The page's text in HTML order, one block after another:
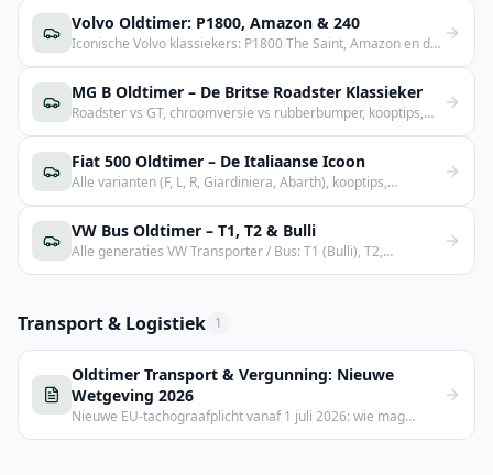
Volvo Oldtimer: P1800, Amazon & 240
Iconische Volvo klassiekers: P1800 The Saint, Amazon en de
MG B Oldtimer – De Britse Roadster Klassieker
Roadster vs GT, chroomversie vs rubberbumper, kooptips,
Fiat 500 Oldtimer – De Italiaanse Icoon
Alle varianten (F, L, R, Giardiniera, Abarth), kooptips,
VW Bus Oldtimer – T1, T2 & Bulli
Alle generaties VW Transporter / Bus: T1 (Bulli), T2,
Transport & Logistiek 1
Oldtimer Transport & Vergunning: Nieuwe
Wetgeving 2026
Nieuwe EU-tachograafplicht vanaf 1 juli 2026: wie mag